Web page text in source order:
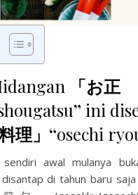
「お正
” ini
理」“osechi
awal mulanya
disantap di tahun baru